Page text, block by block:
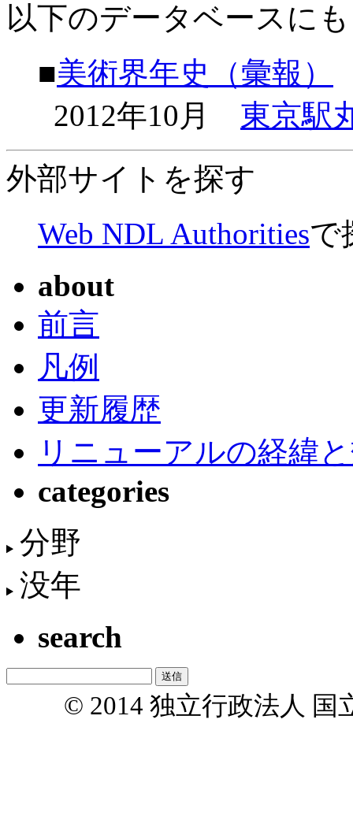
以下のデータベースに
■美術界年史（彙報）
2012年10月 東京駅
外部サイトを探す
Web NDL Authoritiesで
about
前言
凡例
更新履歴
リニューアルの経緯
categories
分野
没年
search
© 2014 独立行政法人 国